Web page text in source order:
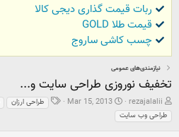
ربات قیمت گذاری دیجی کالا
قیمت طلا GOLD
چسب کاشی ساروج
نیازمندی‌های عمومی
تخفیف نوروزی طراحی سایت و...
ش
ر
و
rezajalalii
تMar 15, 2013
ب طراحی ارزان
طراحی وب سایت